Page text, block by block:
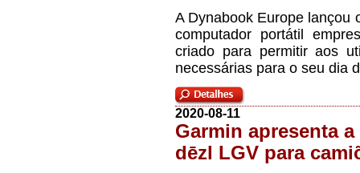
A Dynabook Europe lançou
computador portátil
criado para permitir aos
necessárias para o seu dia
2020-08-11
Garmin apresenta
dēzl LGV para